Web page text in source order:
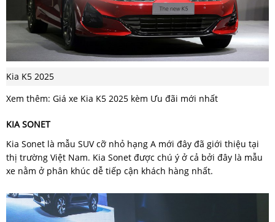
Kia K5 2025
Xem thêm: Giá xe Kia K5 2025 kèm Ưu đãi mới nhất
KIA SONET
Kia Sonet là mẫu SUV cỡ nhỏ hạng A mới đây đã giới thiệu tại
thị trường Việt Nam. Kia Sonet được chú ý ở cả bởi đây là mẫu
xe nằm ở phân khúc dễ tiếp cận khách hàng nhất.